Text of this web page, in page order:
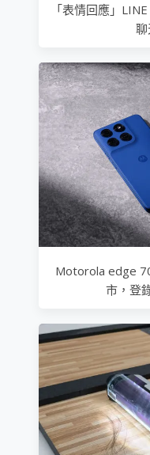
「表情回應」
Motorola edge
市，登